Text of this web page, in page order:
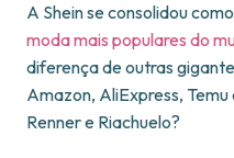
A Shein se consolidou
moda mais populares do
diferença de outras
Amazon, AliExpress,
Renner e Riachuelo?